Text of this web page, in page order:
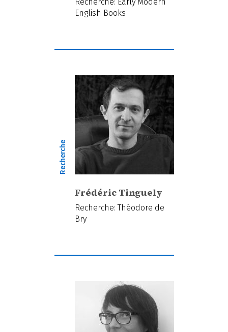
English Books
Recherche
Frédéric Tinguely
Recherche: Théodore de
Bry